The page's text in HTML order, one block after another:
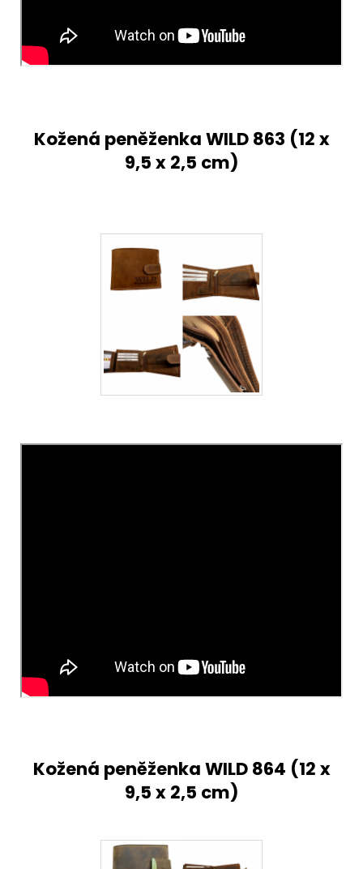
Kožená peněženka WILD 863 (12 x
9,5 x 2,5 cm)
Kožená peněženka WILD 864 (12 x
9,5 x 2,5 cm)